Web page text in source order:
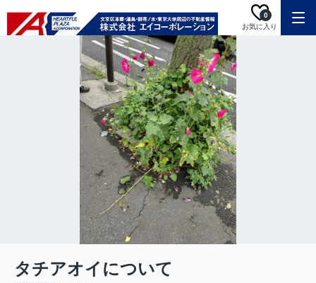
お気に入り
0
タチアオイについて